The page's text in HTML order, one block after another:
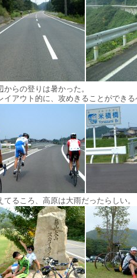
らの登りは暑かった。
アウト的に、攻めきることができる
るころ、高原は大雨だったらしい。